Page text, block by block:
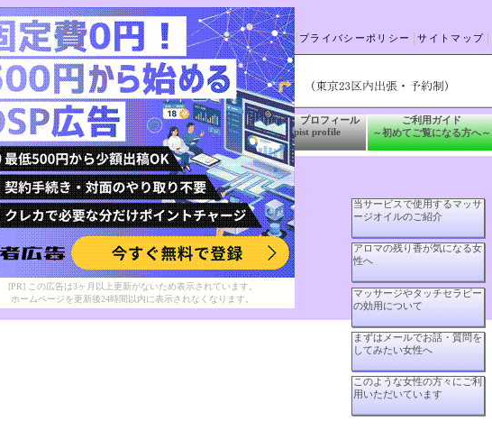
[PR] この広告は3ヶ月以上更新がないため表示されています。
ホームページを更新後24時間以内に表示されなくなります。
説明事項 メールカウンセリング ご意見・ご質問・Q&A プライバシーポリシー サイトマップ
ご予約・予約受付日時
reservation
安心・信頼への取組
quality control
山下武蔵 プロフィール
therapist profile
ご利用ガイド
～初めてご覧になる方へ～
ショートコース）
当サービスで使用するマッサ
ージオイルのご紹介
アロマの残り香が気になる女
性へ
マッサージやタッチセラピー
の効用について
まずはメールでお話・質問を
してみたい女性へ
このような女性の方々にご利
用いただいています